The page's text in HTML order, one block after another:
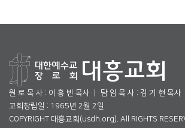
원 로 목 사 : 이 흥 빈 목사 ㅣ 담 임 목 사 : 김 기 현 목사
교회창립일 : 1965년 2월 2일
COPYRIGHT 대흥교회(usdh.org). All RIGHTS